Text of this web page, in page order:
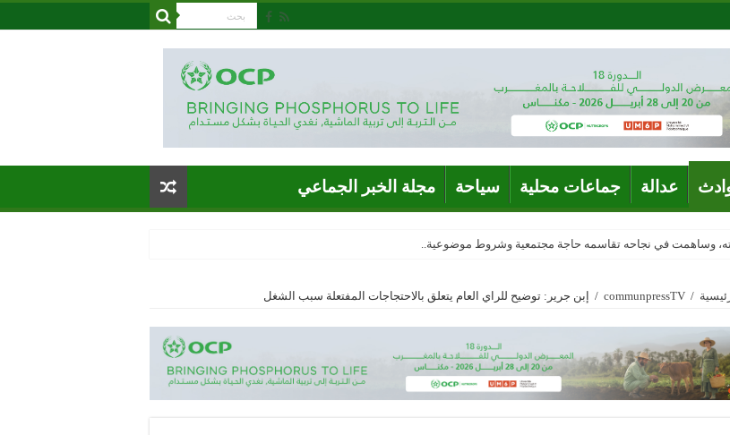
عدالة جماعات محلية سياحة مجلة الخبر الجماعي
وساهمت في نجاحه تقاسمه حاجة مجتمعية وشروط موضوعية..
/
communpressTV
/ إبن جرير: توضيح للراي العام يتعلق بالاحتجاجات المفتعلة سبب الشغل